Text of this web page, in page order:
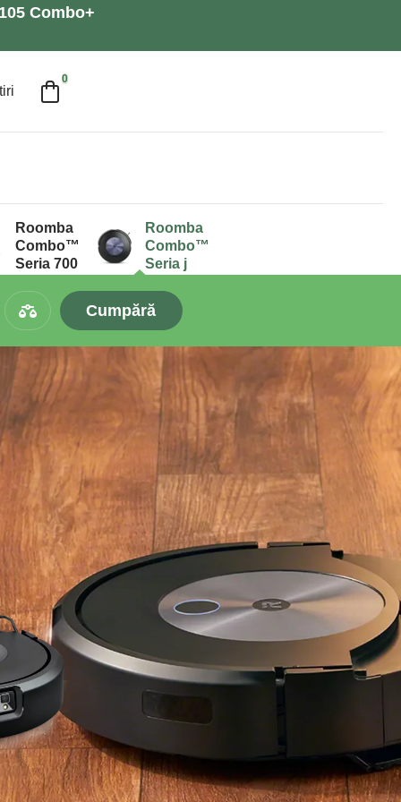
Combo+
0
Roomba
Combo™
Seria 700
Roomba
Combo™
Seria j
Cumpără